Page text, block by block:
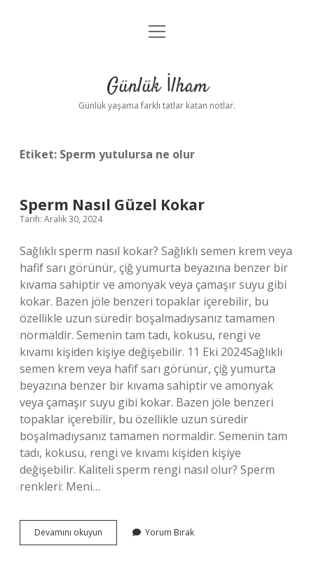
Anasayfa
Yasal Uyarı
menüyü
Günlük İlham
Günlük yaşama farklı tatlar katan notlar.
Etiket: Sperm yutulursa ne olur
Sperm Nasıl Güzel Kokar
Tarih: Aralık 30, 2024
Sağlıklı sperm nasıl kokar? Sağlıklı semen krem ​​veya
hafif sarı görünür, çiğ yumurta beyazına benzer bir
kıvama sahiptir ve amonyak veya çamaşır suyu gibi
kokar. Bazen jöle benzeri topaklar içerebilir, bu
özellikle uzun süredir boşalmadıysanız tamamen
normaldir. Semenin tam tadı, kokusu, rengi ve
kıvamı kişiden kişiye değişebilir. 11 Eki 2024Sağlıklı
semen krem ​​veya hafif sarı görünür, çiğ yumurta
beyazına benzer bir kıvama sahiptir ve amonyak
veya çamaşır suyu gibi kokar. Bazen jöle benzeri
topaklar içerebilir, bu özellikle uzun süredir
boşalmadıysanız tamamen normaldir. Semenin tam
tadı, kokusu, rengi ve kıvamı kişiden kişiye
değişebilir. Kaliteli sperm rengi nasıl olur? Sperm
renkleri: Meni…
Devamını okuyun
Nasıl
Yorum Bırak